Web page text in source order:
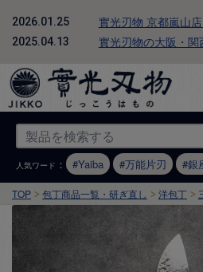
2026.01.25 實光刃物 京都嵐山
2025.04.13 實光刃物の大阪・
人気ワード ： Yaiba 万能片刃 銀
TOP 包丁商品一覧・研ぎ直し 洋包丁